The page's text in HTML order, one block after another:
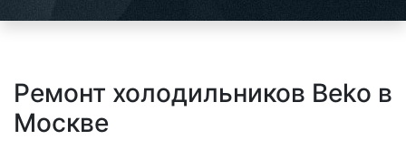
Ремонт холодильников Beko в
Москве